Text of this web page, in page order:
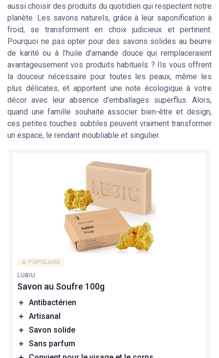
aussi choisir des produits du quotidien qui respectent notre
planète. Les savons naturels, grâce à leur saponification à
froid, se transforment en choix judicieux et pertinent.
Pourquoi ne pas opter pour des savons solides au beurre
de karité ou à l'huile d'amande douce qui remplaceraient
avantageusement vos produits habituels ? Ils vous offrent
la douceur nécessaire pour toutes les peaux, même les
plus délicates, et apportent une note écologique à votre
décor avec leur absence d'emballages superflus. Alors,
quand une famille souhaite associer bien-être et design,
ces petites touches subtiles peuvent vraiment transformer
un espace, le rendant inoubliable et singulier.
🔥 POPULAIRE
LUBIU
Savon au Soufre 100g
＋ Antibactérien
＋ Artisanal
＋ Savon solide
＋ Sans parfum